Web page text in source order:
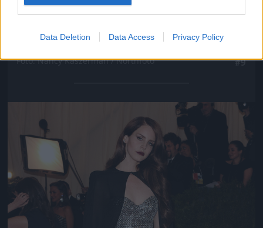
Data Deletion Data Access Privacy Policy
Persze sokkal többet mutatott a hátából
Fotó: Nancy Kaszerman / Northfoto #9
Jön még kép!